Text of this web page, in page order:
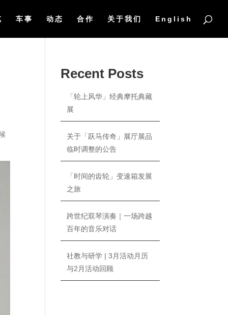
车事 动态 合作 关于我们 English
Recent Posts
「轮上风华」经典摩托典藏
展
关于「跃马传奇」展厅展品
临时调整的公告
「时间的齿轮」变速箱发展
之旅
跨世纪双琴演奏｜一场跨越
百年的音乐对话
社教与研学 | 3月活动月历
与2月活动回顾